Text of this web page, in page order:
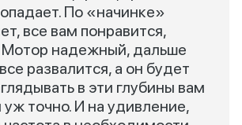
По «начинке»
все вам понравится,
Мотор надежный, дальше
развалится, а он будет
в эти глубины вам
уж точно. И на удивление,